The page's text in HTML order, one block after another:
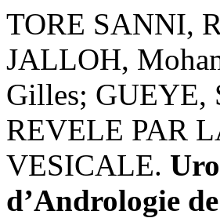
TORE SANNI,
JALLOH,
Gilles; GUEYE,
REVELE PAR
VESICALE.
d’Andrologie